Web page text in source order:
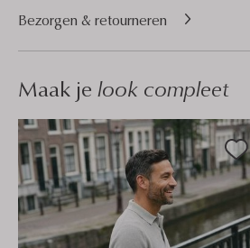
Bezorgen & retourneren
Maak je look compleet